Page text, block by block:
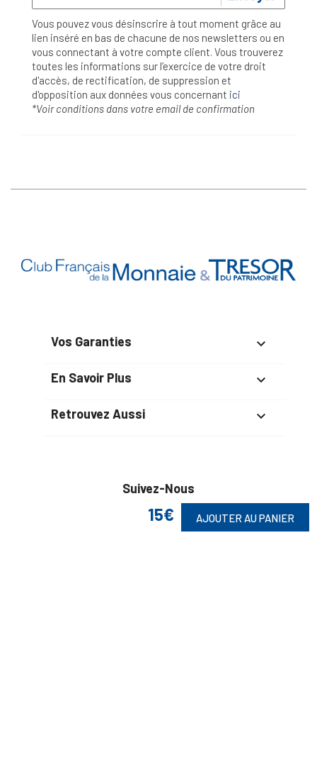
15€ AJOUTER AU PANIER
Vous pouvez vous désinscrire à tout moment grâce au
lien inséré en bas de chacune de nos newsletters ou en
vous connectant à votre compte client. Vous trouverez
toutes les informations sur l’exercice de votre droit
d'accès, de rectification, de suppression et
d'opposition aux données vous concernant ici
*Voir conditions dans votre email de confirmation
Vos Garanties 
En Savoir Plus 
Retrouvez Aussi 
Suivez-Nous